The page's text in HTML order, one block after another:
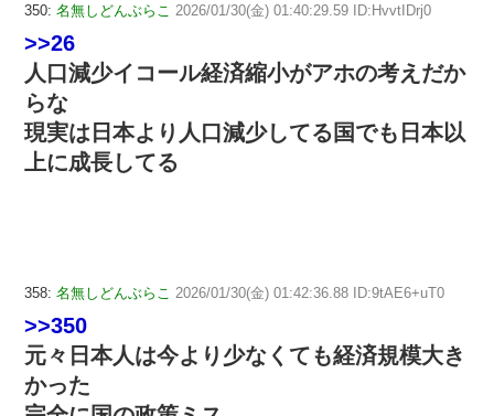
350: 名無しどんぶらこ 2026/01/30(金) 01:40:29.59 ID:HvvtIDrj0
>>26
人口減少イコール経済縮小がアホの考えだか
らな
現実は日本より人口減少してる国でも日本以
上に成長してる
358: 名無しどんぶらこ 2026/01/30(金) 01:42:36.88 ID:9tAE6+uT0
>>350
元々日本人は今より少なくても経済規模大き
かった